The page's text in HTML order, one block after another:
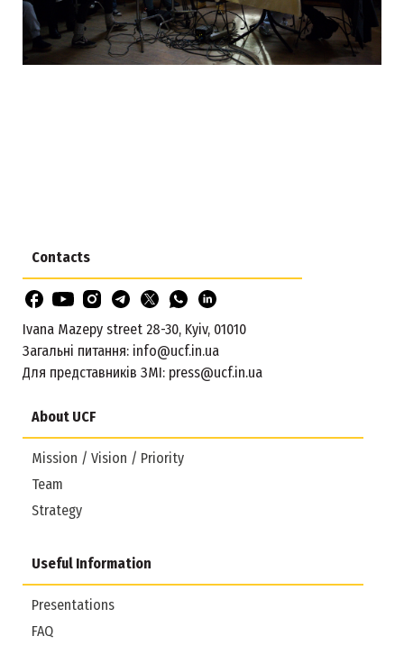
About UCF
Mission / Vision / Priority
Team
Strategy
Useful Information
Presentations
FAQ
Contacts
Ivana Mazepy street 28-30, Kyiv, 01010
Загальні питання: info@ucf.in.ua
Для представників ЗМІ: press@ucf.in.ua